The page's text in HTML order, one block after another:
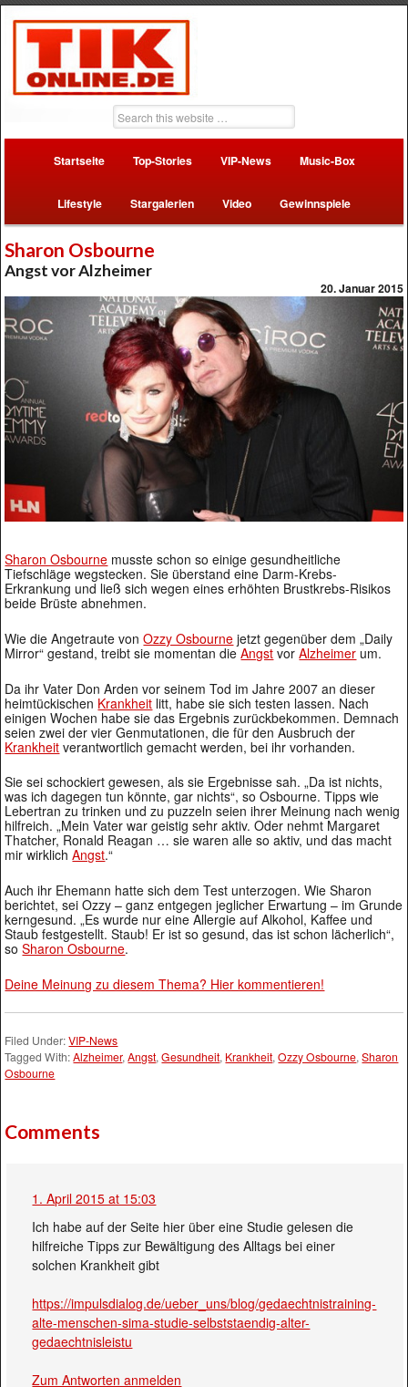
Startseite Top-Stories VIP-News Music-Box
Lifestyle Stargalerien Video Gewinnspiele
Sharon Osbourne
Angst vor Alzheimer
20. Januar 2015
Sharon Osbourne musste schon so einige gesundheitliche
Tiefschläge wegstecken. Sie überstand eine Darm-Krebs-
Erkrankung und ließ sich wegen eines erhöhten Brustkrebs-Risikos
beide Brüste abnehmen.
Wie die Angetraute vonOzzy Osbourne jetzt gegenüber dem „Daily
Mirror“ gestand, treibt sie momentan dieAngst vorAlzheimer um.
Da ihr Vater Don Arden vor seinem Tod im Jahre 2007 an dieser
heimtückischen Krankheit litt, habe sie sich testen lassen. Nach
einigen Wochen habe sie das Ergebnis zurückbekommen. Demnach
seien zwei der vier Genmutationen, die für den Ausbruch der
Krankheit verantwortlich gemacht werden, bei ihr vorhanden.
Sie sei schockiert gewesen, als sie Ergebnisse sah. „Da ist nichts,
was ich dagegen tun könnte, gar nichts“, so Osbourne. Tipps wie
Lebertran zu trinken und zu puzzeln seien ihrer Meinung nach wenig
hilfreich. „Mein Vater war geistig sehr aktiv. Oder nehmt Margaret
Thatcher, Ronald Reagan … sie waren alle so aktiv, und das macht
mir wirklichAngst.“
Auch ihr Ehemann hatte sich dem Test unterzogen. Wie Sharon
berichtet, sei Ozzy – ganz entgegen jeglicher Erwartung – im Grunde
kerngesund. „Es wurde nur eine Allergie auf Alkohol, Kaffee und
Staub festgestellt. Staub! Er ist so gesund, das ist schon lächerlich“,
soSharon Osbourne.
Deine Meinung zu diesem Thema? Hier kommentieren!
Filed Under:VIP-News
Tagged With:Alzheimer,Angst,Gesundheit, Krankheit,Ozzy Osbourne,Sharon
Osbourne
Comments
1. April 2015 at 15:03
Ich habe auf der Seite hier über eine Studie gelesen die
hilfreiche Tipps zur Bewältigung des Alltags bei einer
solchen Krankheit gibt
https://impulsdialog.de/ueber_uns/blog/gedaechtnistraining-
alte-menschen-sima-studie-selbststaendig-alter-
gedaechtnisleistu
Zum Antworten anmelden